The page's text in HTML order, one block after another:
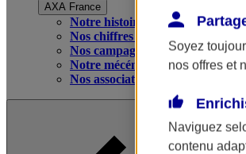
AXA France
Notre histoire
Nos chiffres clés
Nos campagnes publicitaires
Notre mécénat
Nos associations
Soyez
nos offres et
Naviguez
contenu